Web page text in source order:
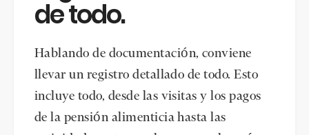
de todo.
Hablando de documentación, conviene
llevar un registro detallado de todo. Esto
incluye todo, desde las visitas y los pagos
de la pensión alimenticia hasta las